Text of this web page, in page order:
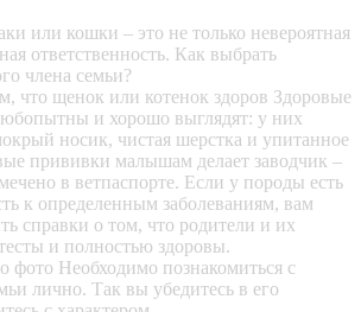
или кошки – это не только невероятная
ответственность. Как выбрать
члена семьи?
что щенок или котенок здоров Здоровые
и хорошо выглядят: у них
носик, чистая шерстка и упитанное
прививки малышам делает заводчик –
в ветпаспорте. Если у породы есть
к определенным заболеваниям, вам
справки о том, что родители и их
и полностью здоровы.
фото Необходимо познакомиться с
лично. Так вы убедитесь в его